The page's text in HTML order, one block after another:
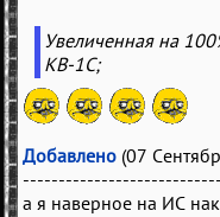
Увеличенная на
КВ-1С;
Добавлено (07
а я наверное на ИС